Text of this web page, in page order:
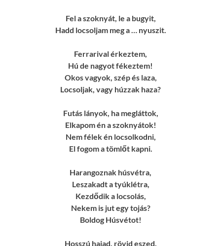
Fel a szoknyát, le a bugyit,
Hadd locsoljam meg a … nyuszit.
Ferrarival érkeztem,
Hú de nagyot fékeztem!
Okos vagyok, szép és laza,
Locsoljak, vagy húzzak haza?
Futás lányok, ha megláttok,
Elkapom én a szoknyátok!
Nem félek én locsolkodni,
El fogom a tömlőt kapni.
Harangoznak húsvétra,
Leszakadt a tyúklétra,
Kezdődik a locsolás,
Nekem is jut egy tojás?
Boldog Húsvétot!
Hosszú hajad, rövid eszed.